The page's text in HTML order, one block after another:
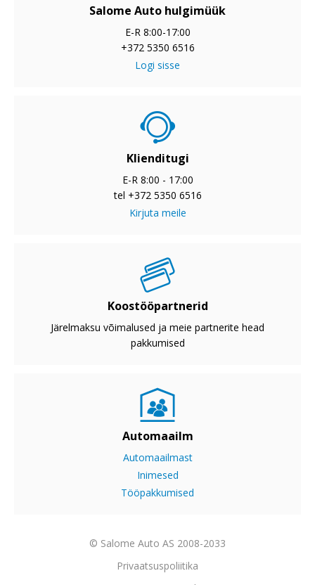
Salome Auto hulgimüük
E-R 8:00-17:00
+372 5350 6516
Logi sisse
Klienditugi
E-R 8:00 - 17:00
tel +372 5350 6516
Kirjuta meile
Koostööpartnerid
Järelmaksu võimalused ja meie partnerite head
pakkumised
Automaailm
Automaailmast
Inimesed
Tööpakkumised
© Salome Auto AS 2008-2033
Privaatsuspoliitika